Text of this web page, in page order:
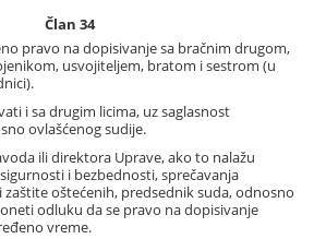
Član 34
pravo na dopisivanje sa bračnim drugom,
usvojiteljem, bratom i sestrom (u
i sa drugim licima, uz saglasnost
ovlašćenog sudije.
ili direktora Uprave, ako to nalažu
i bezbednosti, sprečavanja
zaštite oštećenih, predsednik suda, odnosno
odluku da se pravo na dopisivanje
vreme.